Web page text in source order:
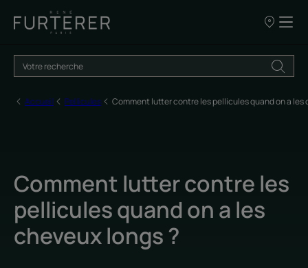
NOS
VENTE
Accueil Pellicules Comment lutter contre les pellicules quand on a les
Comment lutter contre les
pellicules quand on a les
cheveux longs ?